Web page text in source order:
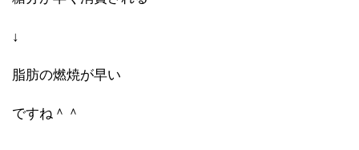
↓
脂肪の燃焼が早い
ですね＾＾